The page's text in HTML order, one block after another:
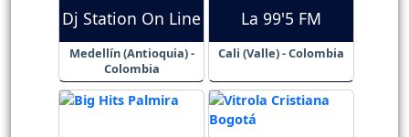
Dj Station On Line
Medellín (Antioquia) -
Colombia
La 99'5 FM
Cali (Valle) - Colombia